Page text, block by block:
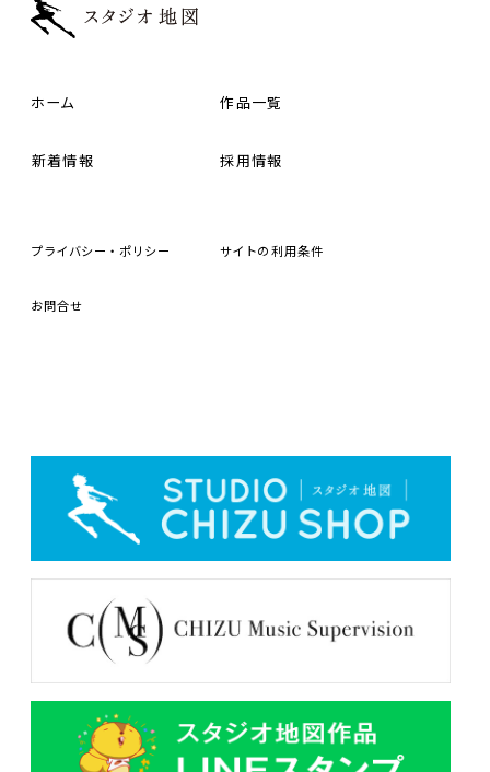
ホーム 作品一覧
新着情報 採用情報
プライバシー・ポリシー サイトの 利用条件
お 問合せ